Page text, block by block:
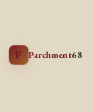
P Parchment68